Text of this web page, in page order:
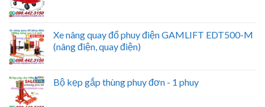
Xe nâng quay đổ phuy điện GAMLIFT EDT500-M
(nâng điện, quay điện)
Bộ kẹp gắp thùng phuy đơn - 1 phuy